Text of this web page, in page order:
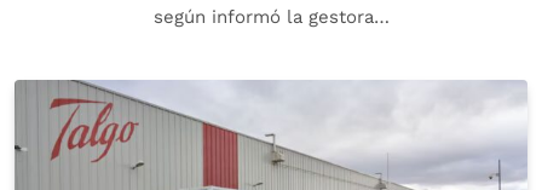
según informó la gestora…